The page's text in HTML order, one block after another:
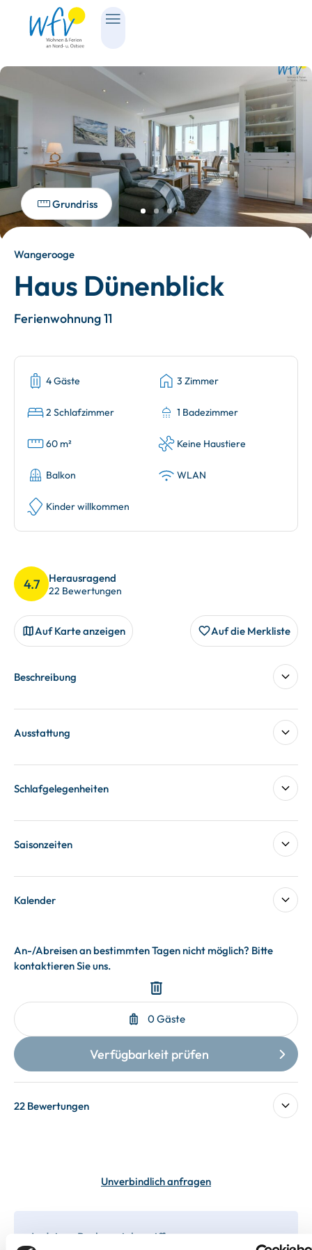
Grundriss
Wangerooge
Haus Dünenblick
Ferienwohnung 11
4 Gäste 3 Zimmer
2 Schlafzimmer 1 Badezimmer
60 m² Keine Haustiere
Balkon WLAN
Kinder willkommen
4.7 Herausragend
22 Bewertungen
Auf Karte anzeigen Auf die Merkliste
Beschreibung
Ausstattung
Schlafgelegenheiten
Saisonzeiten
Kalender
22 Bewertungen
Unverbindlich anfragen
In deiner Buchung inbegriffen